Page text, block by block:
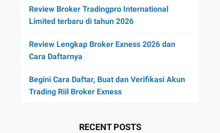
Review Broker Tradingpro International
Limited terbaru di tahun 2026
Review Lengkap Broker Exness 2026 dan
Cara Daftarnya
Begini Cara Daftar, Buat dan Verifikasi Akun
Trading Riil Broker Exness
RECENT POSTS